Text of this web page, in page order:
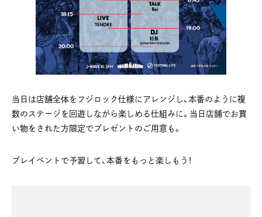
当日は店舗全体をフジロック仕様にアレンジし、本番のように複
数のステージを回遊しながら楽しめる仕組みに。当日店舗でお買
い物をされた方限定でプレゼントのご用意も。
プレイベントで予習して、本番をもっと楽しもう！